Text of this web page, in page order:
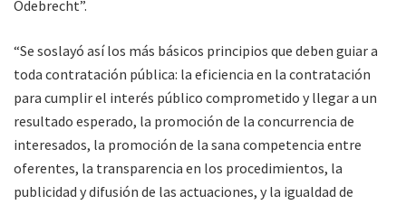
Odebrecht”.
“Se soslayó así los más básicos principios que deben guiar a
toda contratación pública: la eficiencia en la contratación
para cumplir el interés público comprometido y llegar a un
resultado esperado, la promoción de la concurrencia de
interesados, la promoción de la sana competencia entre
oferentes, la transparencia en los procedimientos, la
publicidad y difusión de las actuaciones, y la igualdad de